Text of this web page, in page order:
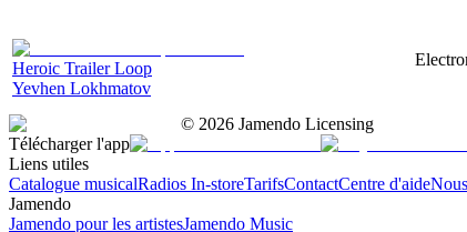
Heroic Trailer Loop
Yevhen Lokhmatov
© 2026 Jamendo Licensing
Télécharger l'app
Liens utiles
Catalogue musicalRadios In-storeTarifsContactCentre d'aide
Jamendo
Jamendo pour les artistesJamendo Music